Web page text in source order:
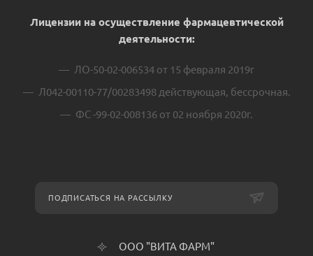
Лицензии на осуществление фармацевтической
деятельности:
ЛО-50-02-006534 от 15 февраля 2019г
Л042-00110-77/00283498 действующая, бессрочная.
ФС -99-02-008136 от 02 ноября 2020г.
ПОДПИСАТЬСЯ НА РАССЫЛКУ
ООО "ВИТА ФАРМ"